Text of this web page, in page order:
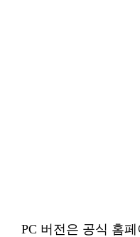
PC 버전은 공식 홈